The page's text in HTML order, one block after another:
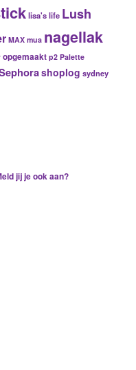
lisa's life Lush
MAX mua nagellak
opgemaakt p2 Palette
shoplog sydney